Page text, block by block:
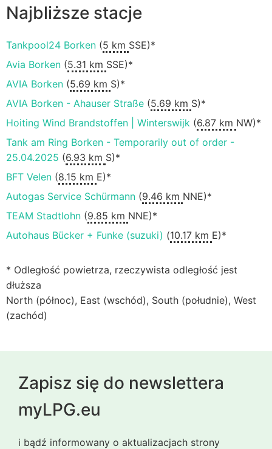
Najbliższe stacje
Tankpool24 Borken (5 km SSE)*
Avia Borken (5.31 km SSE)*
AVIA Borken (5.69 km S)*
AVIA Borken - Ahauser Straße (5.69 km S)*
Hoiting Wind Brandstoffen | Winterswijk (6.87 km NW)*
Tank am Ring Borken - Temporarily out of order -
25.04.2025 (6.93 km S)*
BFT Velen (8.15 km E)*
Autogas Service Schürmann (9.46 km NNE)*
TEAM Stadtlohn (9.85 km NNE)*
Autohaus Bücker + Funke (suzuki) (10.17 km E)*
* Odległość powietrza, rzeczywista odległość jest
dłuższa
North (północ), East (wschód), South (południe), West
(zachód)
Zapisz się do newslettera
myLPG.eu
i bądź informowany o aktualizacjach strony